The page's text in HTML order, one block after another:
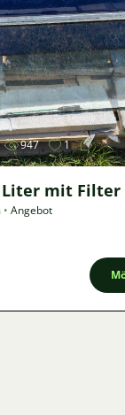
Bild
947 1
Liter mit Filter
• Angebot